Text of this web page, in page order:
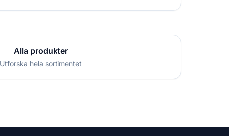
Alla produkter
Utforska hela sortimentet